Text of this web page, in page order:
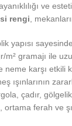
ve
rengi ,
yapısı
m² gramajı ile
neme karşı etkili
ışınlarının
çadır,
ferah ve